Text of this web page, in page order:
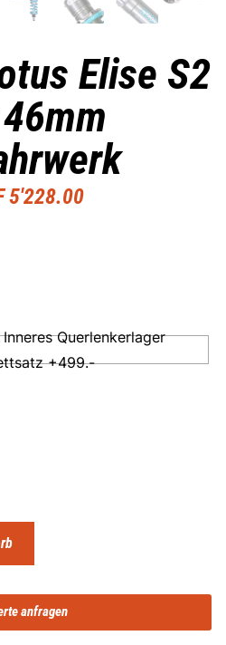
Elise S2
5'228.00
Querlenkerlager
+499.-
anfragen